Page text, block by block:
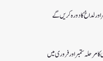
اور لداخ کا دورہ کریں گے
مرحلہ ستمبر اور فروری میں